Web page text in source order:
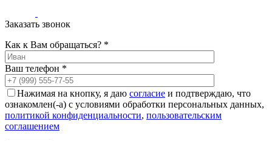
Заказать звонок
Как к Вам обращаться? *
Ваш телефон *
Нажимая на кнопку, я даю согласие и подтверждаю, что
ознакомлен(-а) с условиями обработки персональных данных,
политикой конфиденциальности, пользовательским
соглашением